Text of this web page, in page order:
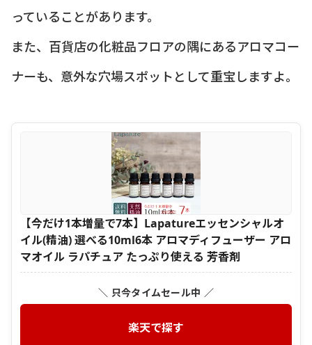
っていることがあります。
また、百貨店の化粧品フロアの隅にあるアロマコー
ナーも、意外な穴場スポットとして重宝しますよ。
【今だけ1本増量で7本】Lapatureエッセンシャルオ
イル(精油) 選べる10ml6本 アロマディフューザー アロ
マオイル ラパチュア たっぷり使える 芳香剤
＼ 只今タイムセール中 ／
楽天で探す